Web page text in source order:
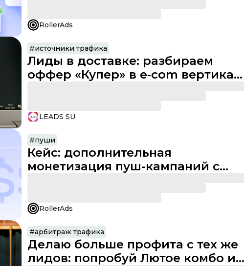
RollerAds
#источники трафика
Лиды в доставке: разбираем
оффер «Купер» в e‑com вертикали
LEADS SU
#пуши
Кейс: дополнительная
монетизация пуш-кампаний с
RollerAds
#арбитраж трафика
Делаю больше профита с тех же
лидов: попробуй Лютое комбо из